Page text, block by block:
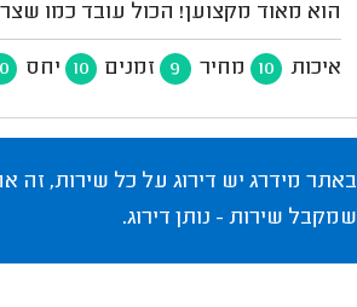
הוא מאוד מקצוען! הכול עובד כמו
איכות 10 מחיר 9 זמנים 10 יחס
באתר מידרג יש דירוג על כל שירות,
שמקבל שירות - נותן דירוג.